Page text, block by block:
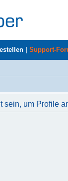
Support-
sein, um Profile